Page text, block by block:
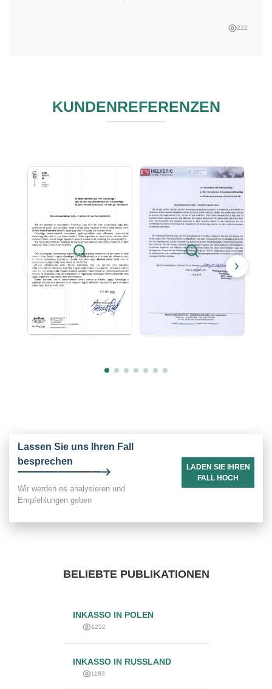
BELIEBTE PUBLIKATIONEN
INKASSO IN POLEN
1252
INKASSO IN RUSSLAND
1183
222
KUNDENREFERENZEN
Lassen Sie uns Ihren Fall
besprechen
Wir werden es analysieren und
Empfehlungen geben
LADEN SIE IHREN
FALL HOCH